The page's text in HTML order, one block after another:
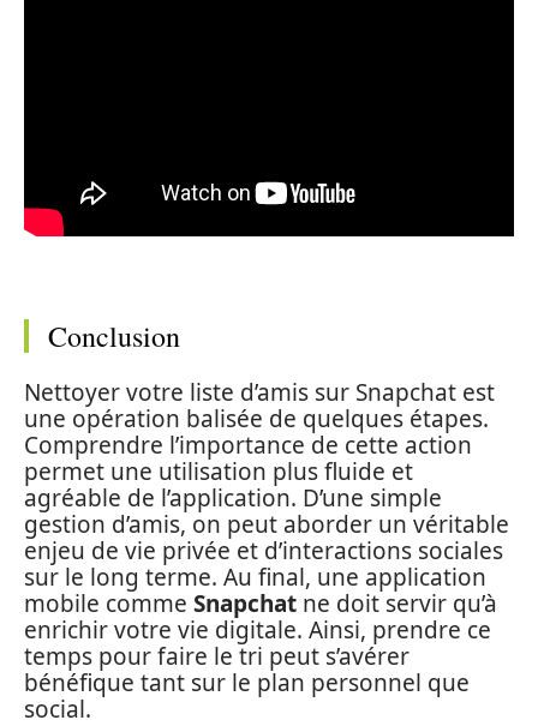
Conclusion
Nettoyer votre liste d’amis sur Snapchat est
une opération balisée de quelques étapes.
Comprendre l’importance de cette action
permet une utilisation plus fluide et
agréable de l’application. D’une simple
gestion d’amis, on peut aborder un véritable
enjeu de vie privée et d’interactions sociales
sur le long terme. Au final, une application
mobile comme Snapchat ne doit servir qu’à
enrichir votre vie digitale. Ainsi, prendre ce
temps pour faire le tri peut s’avérer
bénéfique tant sur le plan personnel que
social.